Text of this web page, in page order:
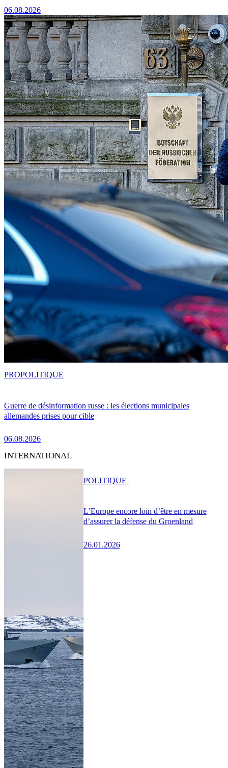
06.08.2026
Guerre de désinformation russe : les élections municipales
allemandes prises pour cible
06.08.2026
PROPOLITIQUE
INTERNATIONAL
L’Europe encore loin d’être en mesure
d’assurer la défense du Groenland
26.01.2026
POLITIQUE